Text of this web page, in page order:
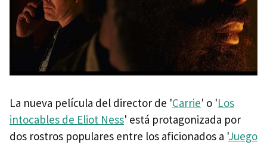
La nueva película del director de 'Carrie' o 'Los
intocables de Eliot Ness' está protagonizada por
dos rostros populares entre los aficionados a 'Juego